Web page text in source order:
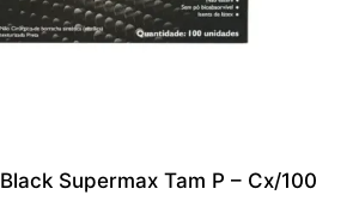
Supermax Tam P – Cx/100